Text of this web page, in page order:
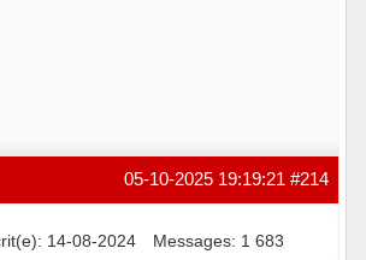
#214
05-10-2025 19:19:21
14-08-2024 Messages: 1 683